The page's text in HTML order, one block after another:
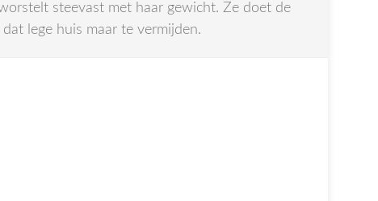
steevast met haar gewicht. Ze doet de
lege huis maar te vermijden.